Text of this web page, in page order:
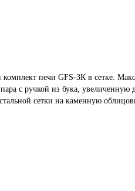
печи GFS-ЗК в сетке.
с ручкой из бука,
сетки на каменную